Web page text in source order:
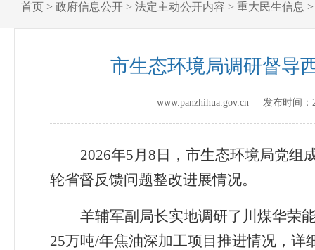
首页 > 政府信息公开 > 法定主动公开内容 > 重大民生信息
市生态环境局调研督导
www.panzhihua.gov.cn 发布时间：
2026年5月 8 日，市生态环境局党组
轮省督反馈问题整改进展情况。
羊辅军副局长实地调研了川煤华荣
25万吨/年焦油深加工项目推进情况，详